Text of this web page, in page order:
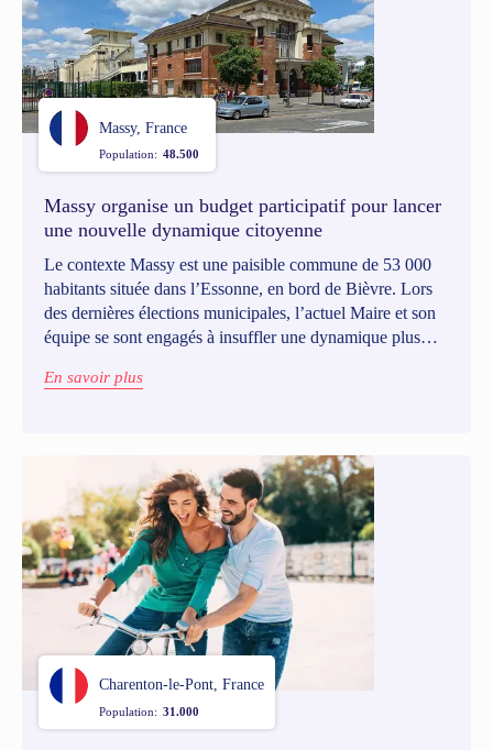
Massy, France
Population: 48.500
Massy organise un budget participatif pour lancer
une nouvelle dynamique citoyenne￼
Le contexte Massy est une paisible commune de 53 000
habitants située dans l’Essonne, en bord de Bièvre. Lors
des dernières élections municipales, l’actuel Maire et son
équipe se sont engagés à insuffler une dynamique plus
Massicoises et Massicois deviennent de véritables acteurs
En savoir plus
Charenton-le-Pont, France
Population: 31.000